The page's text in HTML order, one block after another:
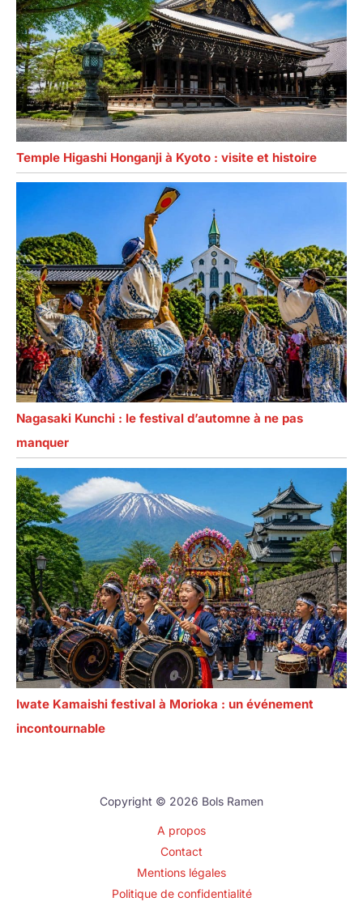
Temple Higashi Honganji à Kyoto : visite et histoire
Nagasaki Kunchi : le festival d’automne à ne pas
manquer
Iwate Kamaishi festival à Morioka : un événement
incontournable
Copyright © 2026 Bols Ramen
A propos
Contact
Mentions légales
Politique de confidentialité